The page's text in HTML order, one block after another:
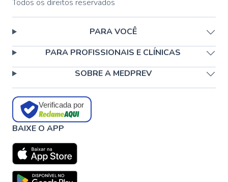
Todos os direitos reservados
PARA VOCÊ
PARA PROFISSIONAIS E CLÍNICAS
SOBRE A MEDPREV
Verificada por
BAIXE O APP